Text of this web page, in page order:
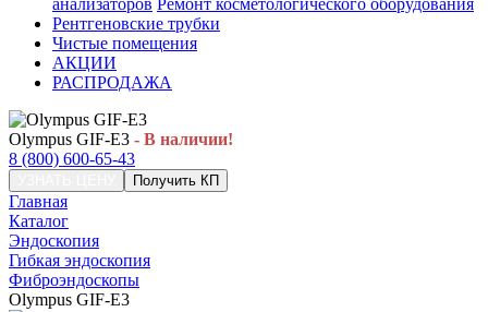
анализаторов Ремонт косметологического оборудования
Рентгеновские трубки
Чистые помещения
АКЦИИ
РАСПРОДАЖА
Olympus GIF-E3 - В наличии!
8 (800) 600-65-43
Получить КП
Главная
Каталог
Эндоскопия
Гибкая эндоскопия
Фиброэндоскопы
Olympus GIF-E3